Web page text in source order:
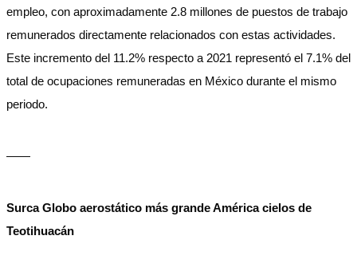
empleo, con aproximadamente 2.8 millones de puestos de trabajo
remunerados directamente relacionados con estas actividades.
Este incremento del 11.2% respecto a 2021 representó el 7.1% del
total de ocupaciones remuneradas en México durante el mismo
periodo.
——
Surca Globo aerostático más grande América cielos de
Teotihuacán